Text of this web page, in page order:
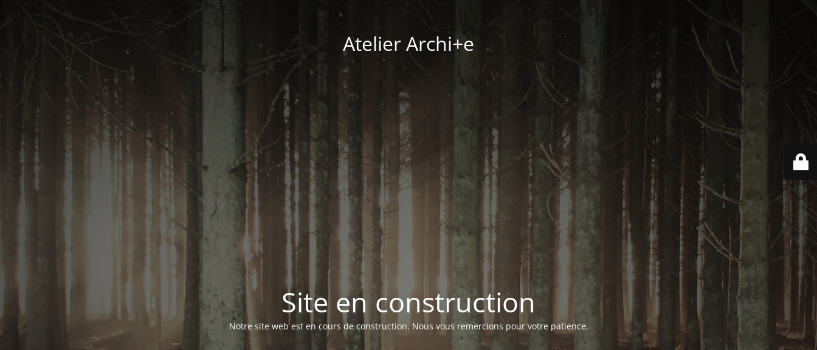
Atelier Archi+e
Site en construction
Notre site web est en cours de construction. Nous vous remercions pour votre patience.